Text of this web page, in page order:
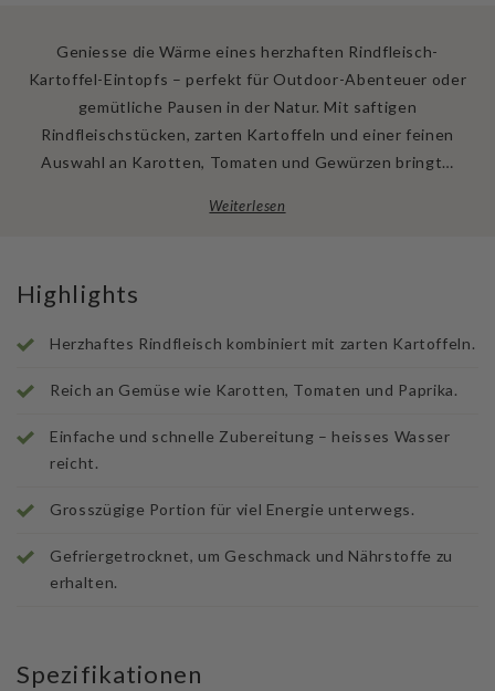
Geniesse die Wärme eines herzhaften Rindfleisch-
Kartoffel-Eintopfs – perfekt für Outdoor-Abenteuer oder
gemütliche Pausen in der Natur. Mit saftigen
Rindfleischstücken, zarten Kartoffeln und einer feinen
Auswahl an Karotten, Tomaten und Gewürzen bringt…
Weiterlesen
Highlights
Herzhaftes Rindfleisch kombiniert mit zarten Kartoffeln.
Reich an Gemüse wie Karotten, Tomaten und Paprika.
Einfache und schnelle Zubereitung – heisses Wasser
reicht.
Grosszügige Portion für viel Energie unterwegs.
Gefriergetrocknet, um Geschmack und Nährstoffe zu
erhalten.
Spezifikationen